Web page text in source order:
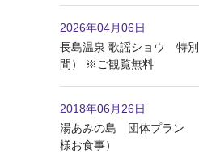
2026年04月06日
長島温泉 歌謡ショウ 特
間） ※ご観覧無料
2018年06月26日
湯あみの島 団体プラン
様お食事）